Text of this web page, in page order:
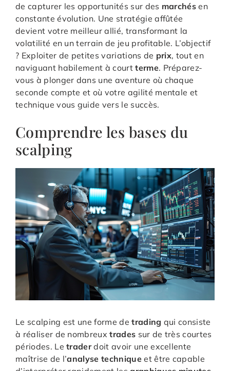
de capturer les opportunités sur des marchés en
constante évolution. Une stratégie affûtée
devient votre meilleur allié, transformant la
volatilité en un terrain de jeu profitable. L’objectif
? Exploiter de petites variations de prix, tout en
naviguant habilement à courtterme. Préparez-
vous à plonger dans une aventure où chaque
seconde compte et où votre agilité mentale et
technique vous guide vers le succès.
Comprendre les bases du
scalping
Le scalping est une forme detrading qui consiste
à réaliser de nombreuxtrades sur de très courtes
périodes. Letraderdoit avoir une excellente
maîtrise de l’analyse techniqueet être capable